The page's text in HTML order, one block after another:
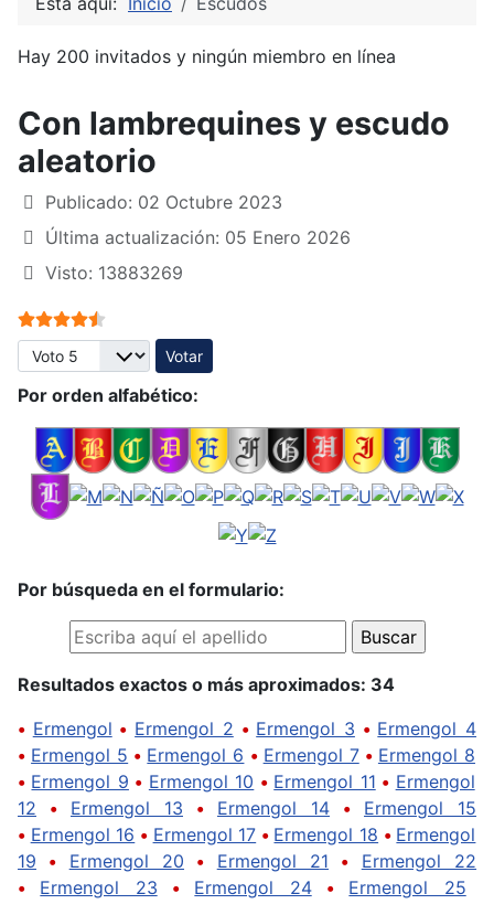
Hay 200 invitados y ningún miembro en línea
Con lambrequines y escudo
aleatorio
Publicado: 02 Octubre 2023
Última actualización: 05 Enero 2026
Visto: 13883269
Ratio:4.5/
Por favor, vote
Por orden alfabético:
Por búsqueda en el formulario:
Resultados exactos o más aproximados: 34
• Ermengol • Ermengol 2 • Ermengol 3 • Ermengol 4
• Ermengol 5 • Ermengol 6 • Ermengol 7• Ermengol 8
• Ermengol 9 • Ermengol 10 • Ermengol 11 • Ermengol
12 • Ermengol 13 • Ermengol 14 • Ermengol 15
• Ermengol 16 • Ermengol 17 • Ermengol 18 • Ermengol
19 • Ermengol 20 • Ermengol 21 • Ermengol 22
• Ermengol 23 • Ermengol 24• Ermengol 25